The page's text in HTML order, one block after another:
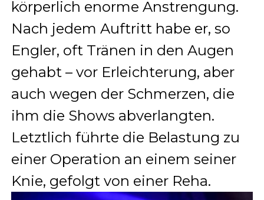
körperlich enorme Anstrengung.
Nach jedem Auftritt habe er, so
Engler, oft Tränen in den Augen
gehabt – vor Erleichterung, aber
auch wegen der Schmerzen, die
ihm die Shows abverlangten.
Letztlich führte die Belastung zu
einer Operation an einem seiner
Knie, gefolgt von einer Reha.